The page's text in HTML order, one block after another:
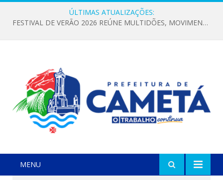
ÚLTIMAS ATUALIZAÇÕES:
FESTIVAL DE VERÃO 2026 REÚNE MULTIDÕES, MOVIMENTA A ECONOMIA E FORTALECE A CULTURA LOCAL
MENU